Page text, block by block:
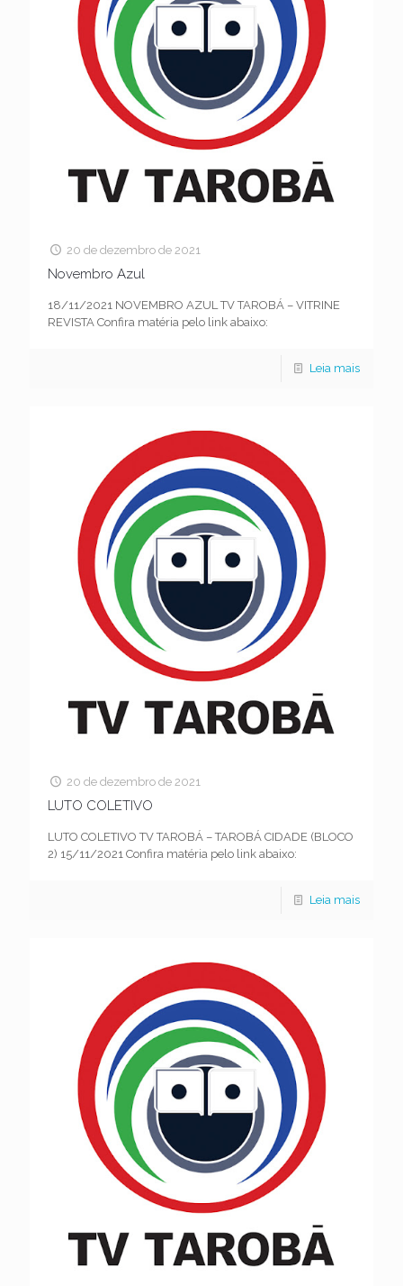
20 de dezembro de 2021
Novembro Azul
18/11/2021 NOVEMBRO AZUL TV TAROBÁ – VITRINE
REVISTA Confira matéria pelo link abaixo:
Leia mais
20 de dezembro de 2021
LUTO COLETIVO
LUTO COLETIVO TV TAROBÁ – TAROBÁ CIDADE (BLOCO
2) 15/11/2021 Confira matéria pelo link abaixo:
Leia mais